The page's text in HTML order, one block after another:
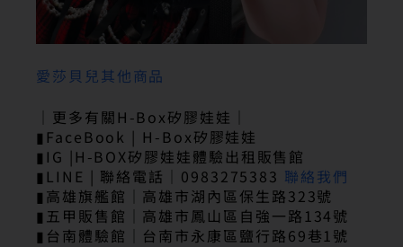
愛莎貝兒其他商品
｜更多有關H-Box矽膠娃娃｜
▮FaceBook | H-Box矽膠娃娃
▮IG |H-BOX矽膠娃娃體驗出租販售館
▮LINE | 聯絡電話｜0983275383 聯絡我們
▮高雄旗艦館｜高雄市湖內區保生路323號
▮五甲販售館｜高雄市鳳山區自強一路134號
▮台南體驗館｜台南市永康區鹽行路69巷1號